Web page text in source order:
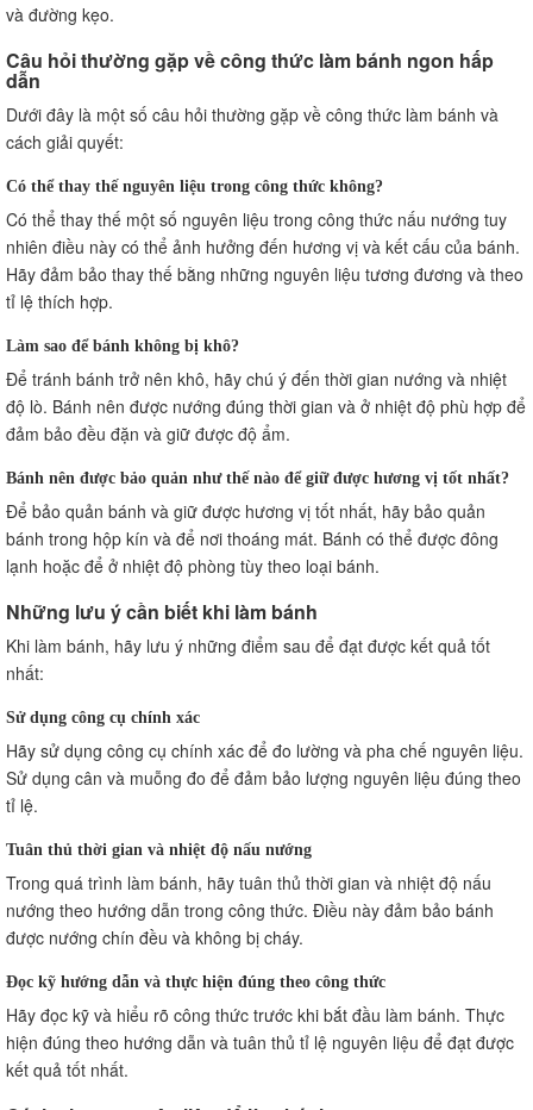
và đường kẹo.
Câu hỏi thường gặp về công thức làm bánh ngon hấp
dẫn
Dưới đây là một số câu hỏi thường gặp về công thức làm bánh và
cách giải quyết:
Có thể thay thế nguyên liệu trong công thức không?
Có thể thay thế một số nguyên liệu trong công thức nấu nướng tuy
nhiên điều này có thể ảnh hưởng đến hương vị và kết cấu của bánh.
Hãy đảm bảo thay thế bằng những nguyên liệu tương đương và theo
tỉ lệ thích hợp.
Làm sao để bánh không bị khô?
Để tránh bánh trở nên khô, hãy chú ý đến thời gian nướng và nhiệt
độ lò. Bánh nên được nướng đúng thời gian và ở nhiệt độ phù hợp để
đảm bảo đều đặn và giữ được độ ẩm.
Bánh nên được bảo quản như thế nào để giữ được hương vị tốt nhất?
Để bảo quản bánh và giữ được hương vị tốt nhất, hãy bảo quản
bánh trong hộp kín và để nơi thoáng mát. Bánh có thể được đông
lạnh hoặc để ở nhiệt độ phòng tùy theo loại bánh.
Những lưu ý cần biết khi làm bánh
Khi làm bánh, hãy lưu ý những điểm sau để đạt được kết quả tốt
nhất:
Sử dụng công cụ chính xác
Hãy sử dụng công cụ chính xác để đo lường và pha chế nguyên liệu.
Sử dụng cân và muỗng đo để đảm bảo lượng nguyên liệu đúng theo
tỉ lệ.
Tuân thủ thời gian và nhiệt độ nấu nướng
Trong quá trình làm bánh, hãy tuân thủ thời gian và nhiệt độ nấu
nướng theo hướng dẫn trong công thức. Điều này đảm bảo bánh
được nướng chín đều và không bị cháy.
Đọc kỹ hướng dẫn và thực hiện đúng theo công thức
Hãy đọc kỹ và hiểu rõ công thức trước khi bắt đầu làm bánh. Thực
hiện đúng theo hướng dẫn và tuân thủ tỉ lệ nguyên liệu để đạt được
kết quả tốt nhất.